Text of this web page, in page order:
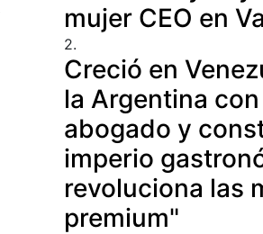
mujer CEO en
2.
Creció en
la Argentina
abogado y
imperio
revoluciona las
premium"